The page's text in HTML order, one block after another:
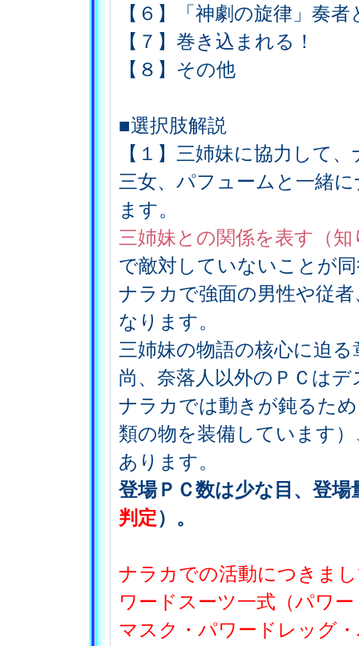
【６】「神劇の旋律」奏
【７】巻き込まれる！
【８】その他
■選択肢解説
【１】三姉妹に協力して
三女、パフュームと一緒
ます。
三姉妹との関係を表す（
で敵対していないことが
ナラカで強面の男性や従
なります。
三姉妹の物語の核心に迫
尚、奈落人以外のＰＣは
ナラカでは動きが鈍るた
類の物を装備しています
あります。
登場ＰＣ数は少な目、登
判定）。
ナラカでの活動につきま
ワードスーツ一式（パワ
マスク・パワードレッグ